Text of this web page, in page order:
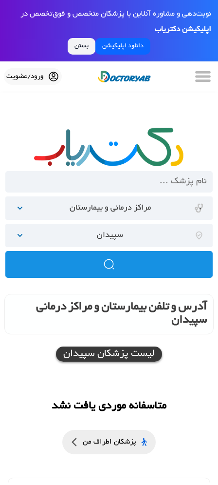
نوبت‌دهی و مشاوره آنلاین با پزشکان متخصص و فوق‌تخصص در
اپلیکیشن دکتریاب
دانلود اپلیکیشن بستن
ورود/عضویت
مراکز درمانی و بیمارستان
سپیدان
آدرس و تلفن بیمارستان و مراکز درمانی
سپیدان
لیست پزشکان سپیدان
متاسفانه موردی یافت نشد
پزشکان اطراف من